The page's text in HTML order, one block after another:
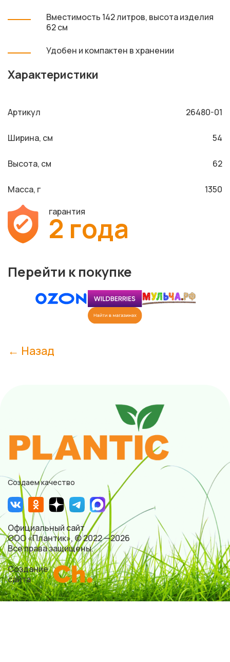
Вместимость 142 литров, высота изделия
62 см
Удобен и компактен в хранении
Характеристики
Артикул 26480-01
Ширина, см 54
Высота, см 62
Масса, г
1350
гарантия
2 года
Перейти к покупке
← Назад
Создаем качество
Официальный сайт
ООО «Плантик», © 2022 —2026
Все права защищены.
Создание
сайта